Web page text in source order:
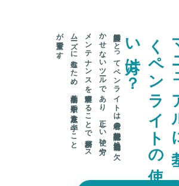
？
看護師に
と
っ
て
ペ
ン
ラ
イ
ト
は
患者の
状態確認や
処置補助に
欠
か
せ
な
い
ツ
ール
で
あ
り
、
正し
い
使い
方や
メ
ン
テ
ナ
ン
ス
を
理解す
る
こ
と
で
業務が
ス
ム
ーズ
に
進む
た
め
、
基本的な
手順や
注意点を
学ぶ
こ
と
が
重要で
す
。